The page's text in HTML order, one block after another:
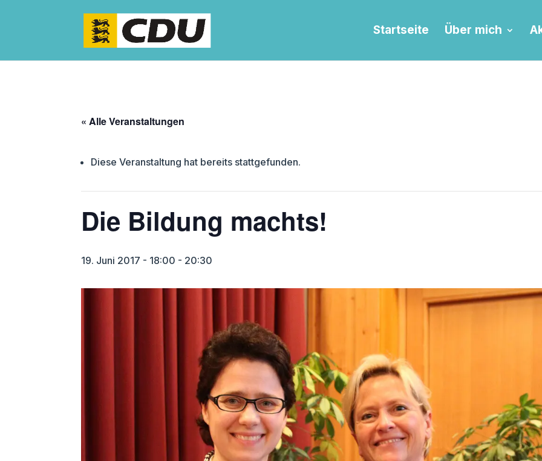
Startseite Über mich
« Alle Veranstaltungen
Diese Veranstaltung hat bereits stattgefunden.
Die Bildung machts!
19. Juni 2017 - 18:00 - 20:30